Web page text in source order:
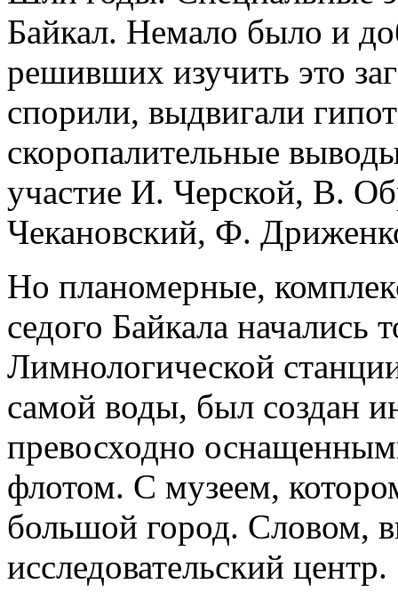
Байкал. Немало было и
решивших изучить это
спорили, выдвигали
скоропалительные
участие И. Черской, В.
Чекановский, Ф.
Но планомерные,
седого Байкала
Лимнологической
самой воды, был создан
превосходно
флотом. С музеем,
большой город. Словом,
исследовательский центр.